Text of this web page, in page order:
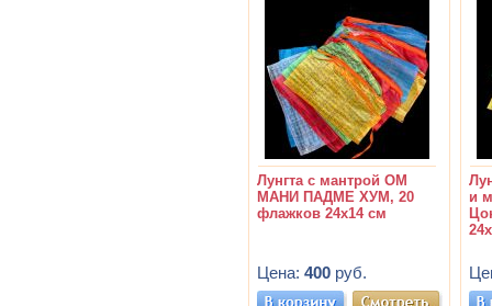
Лунгта с мантрой ОМ
МАНИ ПАДМЕ ХУМ, 20
флажков 24х14 см
Цена: 400 руб.
и